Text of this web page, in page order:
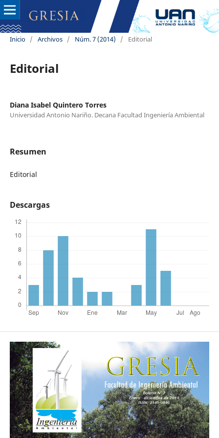
Inicio / Archivos / Núm. 7 (2014) / Editorial
Editorial
Diana Isabel Quintero Torres
Universidad Antonio Nariño. Decana Facultad Ingeniería Ambiental
Resumen
Editorial
Descargas